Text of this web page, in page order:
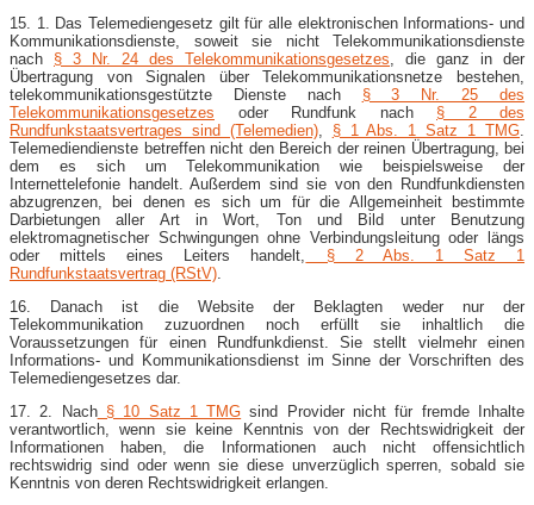
15. 1. Das Telemediengesetz gilt für alle elektronischen Informations- und
Kommunikationsdienste, soweit sie nicht Telekommunikationsdienste
nach § 3 Nr. 24 des Telekommunikationsgesetzes , die ganz in der
Übertragung von Signalen über Telekommunikationsnetze bestehen,
telekommunikationsgestützte Dienste nach § 3 Nr. 25 des
Telekommunikationsgesetzes oder Rundfunk nach § 2 des
Rundfunkstaatsvertrages sind (Telemedien), § 1 Abs. 1 Satz 1 TMG
Telemediendienste betreffen nicht den Bereich der reinen Übertragung, bei
dem es sich um Telekommunikation wie beispielsweise der
Internettelefonie handelt. Außerdem sind sie von den Rundfunkdiensten
abzugrenzen, bei denen es sich um für die Allgemeinheit bestimmte
Darbietungen aller Art in Wort, Ton und Bild unter Benutzung
elektromagnetischer Schwingungen ohne Verbindungsleitung oder längs
oder mittels eines Leiters handelt,
§ 2 Abs. 1 Satz 1
Rundfunkstaatsvertrag (RStV)
16. Danach ist die Website der Beklagten weder nur der
Telekommunikation zuzuordnen noch erfüllt sie inhaltlich die
Voraussetzungen für einen Rundfunkdienst. Sie stellt vielmehr einen
Informations- und Kommunikationsdienst im Sinne der Vorschriften des
Telemediengesetzes dar.
17. 2. Nach§ 10 Satz 1 TMG sind Provider nicht für fremde Inhalte
verantwortlich, wenn sie keine Kenntnis von der Rechtswidrigkeit der
Informationen haben, die Informationen auch nicht offensichtlich
rechtswidrig sind oder wenn sie diese unverzüglich sperren, sobald sie
Kenntnis von deren Rechtswidrigkeit erlangen.